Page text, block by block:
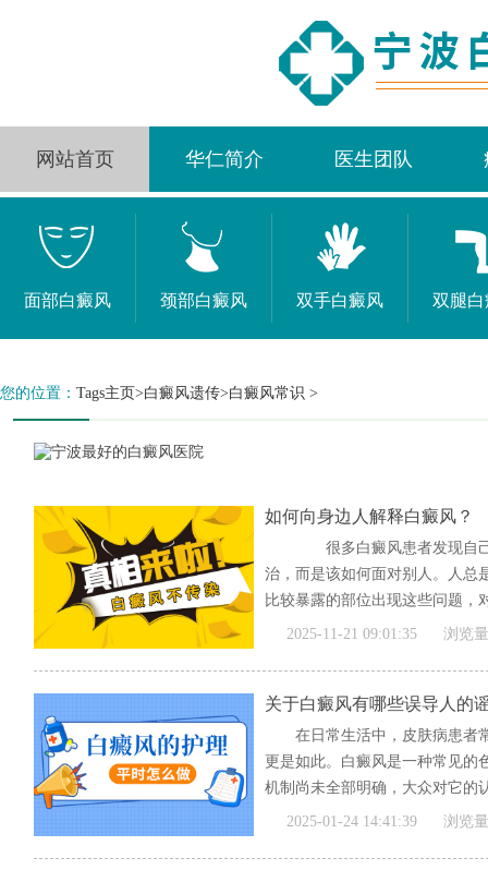
网站首页 华仁简介 医生团队
面部白癜风 颈部白癜风 双手白癜风 双腿
您的位置： Tags主页>白癜风遗传>白癜风常识 >
如何向身边人解释白癜风？
很多白癜风患者发现自己
治，而是该如何面对别人。人总
比较暴露的部位出现这些问题，
[全文]
2025-11-21 09:01:35 浏览
关于白癜风有哪些误导人的
在日常生活中，皮肤病患者
更是如此。白癜风是一种常见的
机制尚未全部明确，大众对它的
[全文]
2025-01-24 14:41:39 浏览